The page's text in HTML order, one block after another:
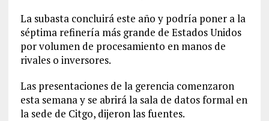
La subasta concluirá este año y podría poner a la
séptima refinería más grande de Estados Unidos
por volumen de procesamiento en manos de
rivales o inversores.
Las presentaciones de la gerencia comenzaron
esta semana y se abrirá la sala de datos formal en
la sede de Citgo, dijeron las fuentes.